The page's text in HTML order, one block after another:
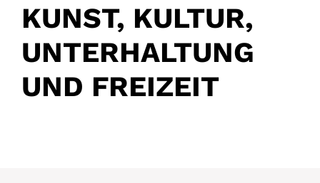
KUNST, KULTUR,
UNTERHALTUNG
UND FREIZEIT